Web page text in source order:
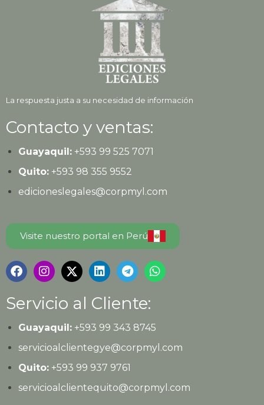
La respuesta justa a su necesidad de información
Contacto y ventas:
Guayaquil:+593 99 525 7071
Quito:+593 98 355 9552
edicioneslegales@corpmyl.com
Visite nuestro portal en Perú
Servicio al Cliente:
Guayaquil:+593 99 343 8745
servicioalclientegye@corpmyl.com
Quito:+593 99 937 9761
servicioalclientequito@corpmyl.com